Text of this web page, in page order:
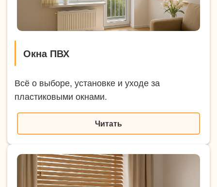
Окна ПВХ
Всё о выборе, установке и уходе за
пластиковыми окнами.
Читать